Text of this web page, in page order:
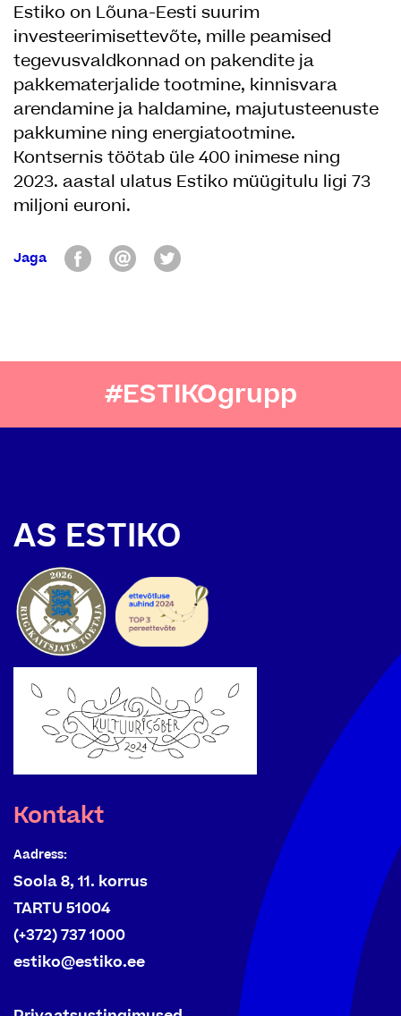
Estiko on Lõuna-Eesti suurim
investeerimisettevõte, mille peamised
tegevusvaldkonnad on pakendite ja
pakkematerjalide tootmine, kinnisvara
arendamine ja haldamine, majutusteenuste
pakkumine ning energiatootmine.
Kontsernis töötab üle 400 inimese ning
2023. aastal ulatus Estiko müügitulu ligi 73
miljoni euroni.
Jaga
#ESTIKOgrupp
AS ESTIKO
Kontakt
Aadress:
Soola 8, 11. korrus
TARTU 51004
(+372) 737 1000
estiko@estiko.ee